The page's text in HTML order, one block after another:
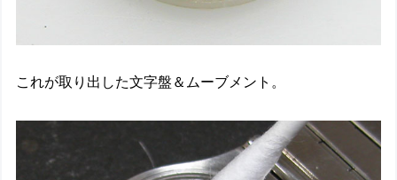
これが取り出した文字盤＆ムーブメント。